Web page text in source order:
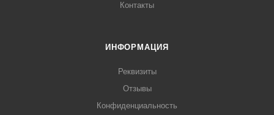
Контакты
ИНФОРМАЦИЯ
Реквизиты
Отзывы
Конфиденциальность